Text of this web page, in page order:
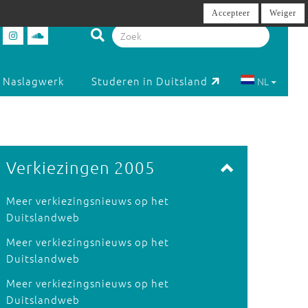
Naslagwerk Studeren in Duitsland NL
Verkiezingen 2005
Meer verkiezingsnieuws op het
Duitslandweb
Meer verkiezingsnieuws op het
Duitslandweb
Meer verkiezingsnieuws op het
Duitslandweb
Accepteer Weiger